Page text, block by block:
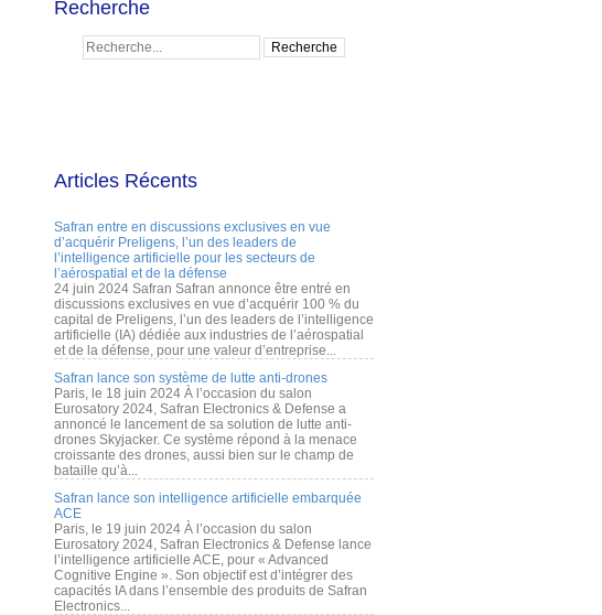
Recherche
Articles Récents
Safran entre en discussions exclusives en vue
d’acquérir Preligens, l’un des leaders de
l’intelligence artificielle pour les secteurs de
l’aérospatial et de la défense
24 juin 2024 Safran Safran annonce être entré en
discussions exclusives en vue d’acquérir 100 % du
capital de Preligens, l’un des leaders de l’intelligence
artificielle (IA) dédiée aux industries de l’aérospatial
et de la défense, pour une valeur d’entreprise...
Safran lance son système de lutte anti-drones
Paris, le 18 juin 2024 À l’occasion du salon
Eurosatory 2024, Safran Electronics & Defense a
annoncé le lancement de sa solution de lutte anti-
drones Skyjacker. Ce système répond à la menace
croissante des drones, aussi bien sur le champ de
bataille qu’à...
Safran lance son intelligence artificielle embarquée
ACE
Paris, le 19 juin 2024 À l’occasion du salon
Eurosatory 2024, Safran Electronics & Defense lance
l’intelligence artificielle ACE, pour « Advanced
Cognitive Engine ». Son objectif est d’intégrer des
capacités IA dans l’ensemble des produits de Safran
Electronics...